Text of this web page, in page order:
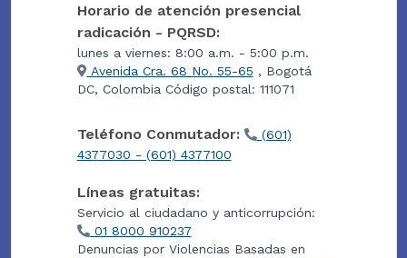
Horario de atención presencial
radicación - PQRSD:
lunes a viernes: 8:00 a.m. - 5:00 p.m.
Avenida Cra. 68 No. 55-65 , Bogotá
DC, Colombia Código postal: 111071
Teléfono Conmutador:
(601)
4377030 - (601) 4377100
Líneas gratuitas:
Servicio al ciudadano y anticorrupción:
01 8000 910237
Denuncias por Violencias Basadas en